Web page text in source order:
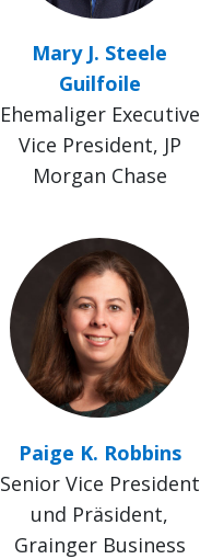
Mary J. Steele
Guilfoile
Ehemaliger Executive
Vice President, JP
Morgan Chase
Paige K. Robbins
Senior Vice President
und Präsident,
Grainger Business